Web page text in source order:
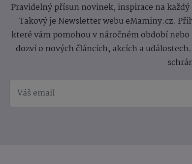
Pravidelný přísun novinek, inspirace na
Takový je Newsletter webu eMaminy.cz.
které vám pomohou v náročném období
dozví o nových článcích, akcích a